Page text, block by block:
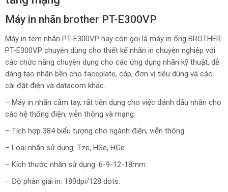
Máy in nhãn brother PT-E300VP
Máy in tem nhãn PT-E300VP hay còn gọi là máy in ống BROTHER
PT-E300VP chuyên dùng cho thiết kế nhãn in chuyên nghiệp với
các chức năng chuyên dụng cho các ứng dụng nhãn kỹ thuật, dễ
dàng tạo nhãn bền cho faceplate, cáp, đơn vị tiêu dùng và các
cài đặt điện và datacom khác.
– Máy in nhãn cầm tay, rất tiện dụng cho việc đánh dấu nhãn cho
các hệ thống điện, viễn thông và mạng.
– Tích hợp 384 biểu tượng cho ngành điện, viễn thông.
– Loại nhãn sử dụng: Tze, HSe, HGe.
– Kích thước nhãn sử dụng: 6-9-12-18mm.
– Độ phân giải in: 180dpi/128 dots.